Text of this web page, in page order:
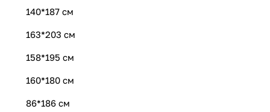
140*187 см
163*203 см
158*195 см
160*180 см
86*186 см